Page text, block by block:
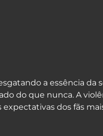
a essência da
do que nunca. A
dos fãs